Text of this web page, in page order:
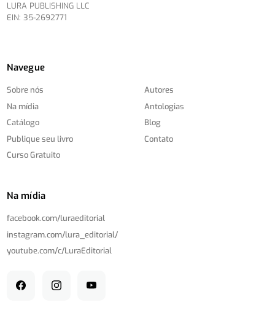
LURA PUBLISHING LLC
EIN: 35-2692771
Navegue
Sobre nós
Na mídia
Catálogo
Publique seu livro
Curso Gratuito
Autores
Antologias
Blog
Contato
Na mídia
facebook.com/luraeditorial
instagram.com/lura_editorial/
youtube.com/c/LuraEditorial